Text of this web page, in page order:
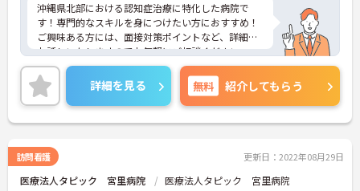
沖縄県北部における認知症治療に特化した病院で
す！専門的なスキルを身につけたい方におすすめ！
ご興味ある方には、面接対策ポイントなど、詳細を
お話しいたしますのでお気軽にご相談ください。
詳細を見る 無料 紹介してもらう
訪問看護 更新日：2022年08月29日
医療法人タピック 宮里病院 医療法人タピック 宮里病院